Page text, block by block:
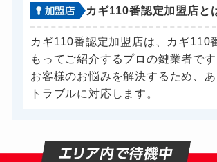
ロッカーカギ開け
ドアノブカギ開け
ドアノブカギ交換
カギ110番認定加盟店と
カギ110番認定加盟店は、カギ110
もってご紹介するプロの鍵業者です
お客様のお悩みを解決するため、
トラブルに対応します。